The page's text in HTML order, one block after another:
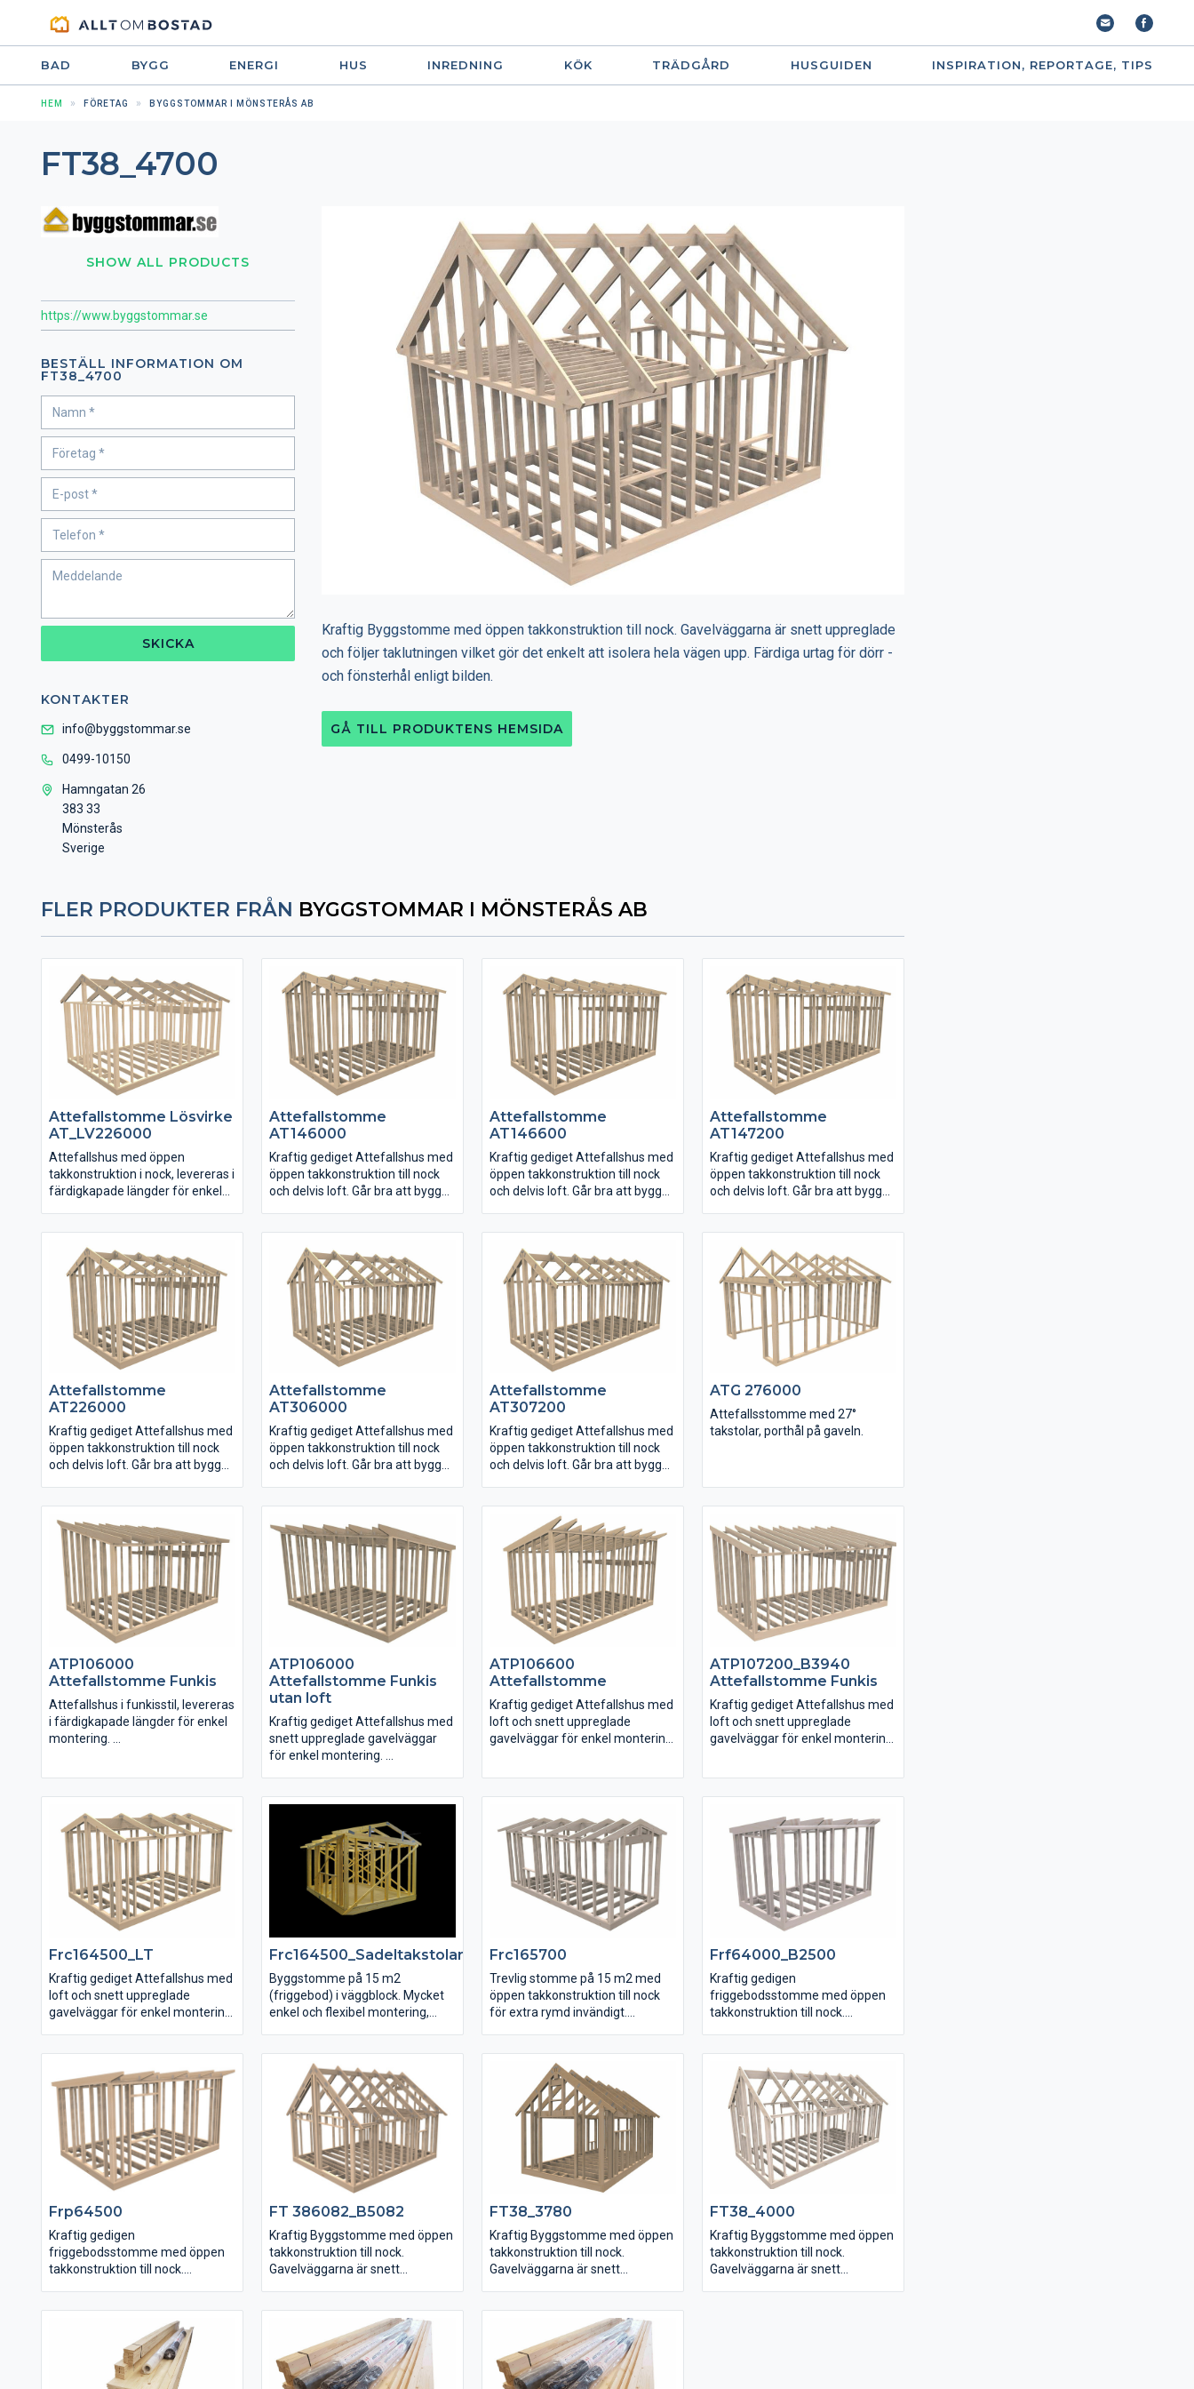
BAD BYGG ENERGI HUS INREDNING KÖK TRÄDGÅRD HUSGUIDEN INSPIRATION, REPORTAGE, TIPS
HEM FÖRETAG BYGGSTOMMAR I MÖNSTERÅS AB
FT38_4700
SHOW ALL PRODUCTS
https://www.byggstommar.se
BESTÄLL INFORMATION OM
FT38_4700
SKICKA
KONTAKTER
info@byggstommar.se
0499-10150
Hamngatan 26
383 33
Mönsterås
Sverige
Kraftig Byggstomme med öppen takkonstruktion till nock. Gavelväggarna är snett uppreglade
och följer taklutningen vilket gör det enkelt att isolera hela vägen upp. Färdiga urtag för dörr -
och fönsterhål enligt bilden.
GÅ TILL PRODUKTENS HEMSIDA
FLER PRODUKTER FRÅN BYGGSTOMMAR I MÖNSTERÅS AB
Attefallstomme Lösvirke
AT_LV226000
Attefallshus med öppen
takkonstruktion i nock, levereras i
färdigkapade längder för enkel
kommer i färdiga väggsektioner.
Attefallstomme
AT146000
Kraftig gediget Attefallshus med
öppen takkonstruktion till nock
och delvis loft. Går bra att bygga
uppreglade i nock med upplag
för limträbalk för enkel
montering av stommarna.
Attefallstomme
AT146600
Kraftig gediget Attefallshus med
öppen takkonstruktion till nock
och delvis loft. Går bra att bygga
för limträbalk för enkel
montering av stommarna.
Attefallstomme
AT147200
Kraftig gediget Attefallshus med
öppen takkonstruktion till nock
och delvis loft. Går bra att bygga
för limträbalk för enkel
montering av stommarna.
Attefallstomme
AT226000
Kraftig gediget Attefallshus med
öppen takkonstruktion till nock
och delvis loft. Går bra att bygga
för limträbalk för enkel
montering av stommarna.
Attefallstomme
AT306000
Kraftig gediget Attefallshus med
öppen takkonstruktion till nock
och delvis loft. Går bra att bygga
för limträbalk för enkel
montering av stommarna.
Attefallstomme
AT307200
Kraftig gediget Attefallshus med
öppen takkonstruktion till nock
och delvis loft. Går bra att bygga
uppreglade i nock med upplag
för limträbalk för enkel
montering av stommarna.
ATG 276000
Attefallsstomme med 27°
takstolar, porthål på gaveln.
ATP106000
Attefallstomme Funkis
Attefallshus i funkisstil, levereras
i färdigkapade längder för enkel
montering.
väggsektioner.
ATP106000
Attefallstomme Funkis
utan loft
Kraftig gediget Attefallshus med
snett uppreglade gavelväggar
för enkel montering.
uppreglade och följer
taklutningen blir monteringen av
isolering, inre och yttre
beklädnad enkelt.
ATP106600
Attefallstomme
Kraftig gediget Attefallshus med
loft och snett uppreglade
gavelväggar för enkel montering
isolering, inre och yttre
beklädnad enkelt.
ATP107200_B3940
Attefallstomme Funkis
Kraftig gediget Attefallshus med
loft och snett uppreglade
gavelväggar för enkel montering
isolering, inre och yttre
beklädnad enkelt.
Frc164500_LT
Kraftig gediget Attefallshus med
loft och snett uppreglade
gavelväggar för enkel montering
taklutningen blir monteringen av
isolering, inre och yttre
beklädnad enkelt.
Frc164500_Sadeltakstolar
Byggstomme på 15 m2
(friggebod) i väggblock. Mycket
enkel och flexibel montering,
placeras på valfri plats.
Frc165700
Trevlig stomme på 15 m2 med
öppen takkonstruktion till nock
för extra rymd invändigt.
limträbalken, mycket enkel
montering!
Frf64000_B2500
Kraftig gedigen
friggebodsstomme med öppen
takkonstruktion till nock.
Frp64500
Kraftig gedigen
friggebodsstomme med öppen
takkonstruktion till nock.
FT 386082_B5082
Kraftig Byggstomme med öppen
takkonstruktion till nock.
Gavelväggarna är snett
att isolera hela vägen upp.
Färdiga urtag för dörr -och
fönsterhål enligt bilden.
FT38_3780
Kraftig Byggstomme med öppen
takkonstruktion till nock.
Gavelväggarna är snett
att isolera hela vägen upp.
Färdiga urtag för dörr -och
fönsterhål enligt bilden.
FT38_4000
Kraftig Byggstomme med öppen
takkonstruktion till nock.
Gavelväggarna är snett